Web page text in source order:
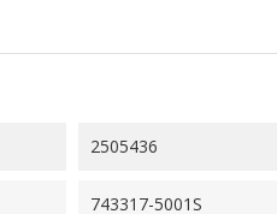
2505436
743317-5001S